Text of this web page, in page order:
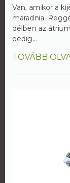
Van, amikor a
maradnia.
délben az
pedig...
TOVÁBB